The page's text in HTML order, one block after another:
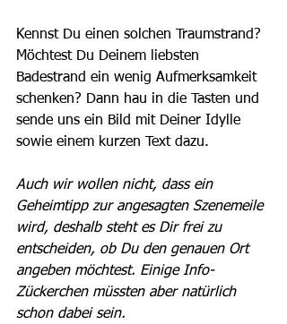
Kennst Du einen solchen Traumstrand?
Möchtest Du Deinem liebsten
Badestrand ein wenig Aufmerksamkeit
schenken? Dann hau in die Tasten und
sende uns ein Bild mit Deiner Idylle
sowie einem kurzen Text dazu.
Auch wir wollen nicht, dass ein
Geheimtipp zur angesagten Szenemeile
wird, deshalb steht es Dir frei zu
entscheiden, ob Du den genauen Ort
angeben möchtest. Einige Info-
Zückerchen müssten aber natürlich
schon dabei sein.